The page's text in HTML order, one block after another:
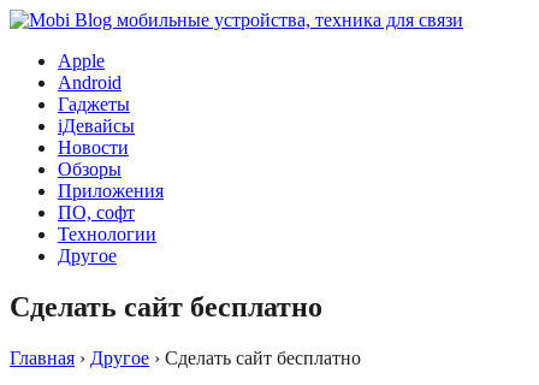
Apple
Android
Гаджеты
iДевайсы
Новости
Обзоры
Приложения
ПО, софт
Технологии
Другое
Сделать сайт бесплатно
Главная › Другое › Сделать сайт бесплатно